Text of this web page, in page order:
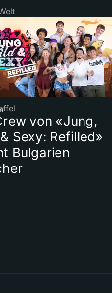
von «Jung,
Sexy: Refilled»
Bulgarien